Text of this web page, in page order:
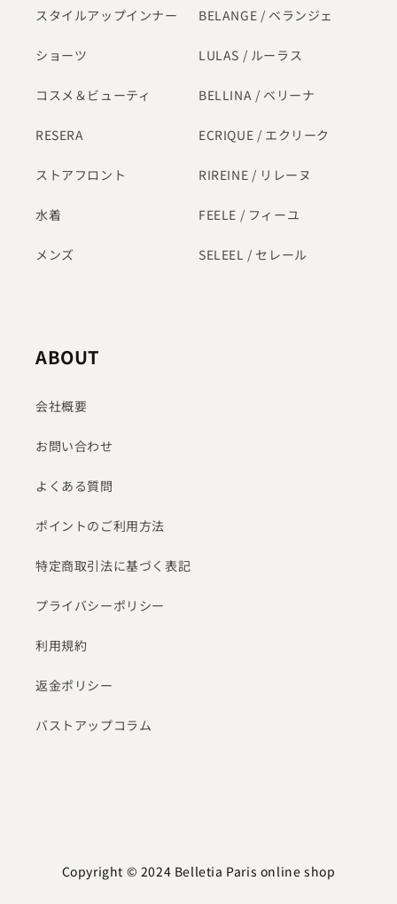
スタイルアップインナー
ショーツ
コスメ＆ビューティ
RESERA
ストアフロント
水着
メンズ
BELANGE / ベランジェ
LULAS / ルーラス
BELLINA / ベリーナ
ECRIQUE / エクリーク
RIREINE / リレーヌ
FEELE / フィーユ
SELEEL / セレール
ABOUT
会社概要
お問い合わせ
よくある質問
ポイントのご利用方法
特定商取引法に基づく表記
プライバシーポリシー
利用規約
返金ポリシー
バストアップコラム
Copyright © 2024 Belletia Paris online shop